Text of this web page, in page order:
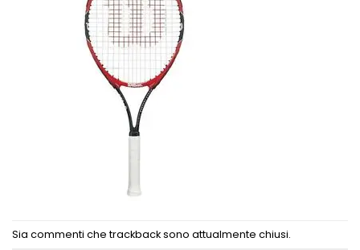
Sia commenti che trackback sono attualmente chiusi.